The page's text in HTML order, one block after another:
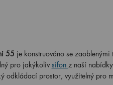
55 je konstruováno se
pro jakýkoliv sifon z naší
odkládací prostor, využitelný